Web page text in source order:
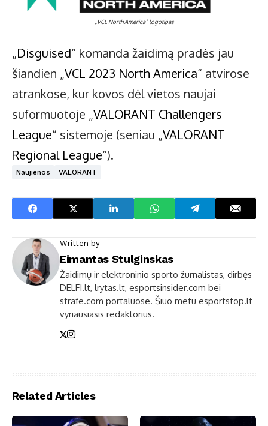
„VCL North America” logotipas
„Disguised“ komanda žaidimą pradės jau
šiandien „VCL 2023 North America“ atvirose
atrankose, kur kovos dėl vietos naujai
suformuotoje „VALORANT Challengers
League“ sistemoje (seniau „VALORANT
Regional League“).
Naujienos VALORANT
Written by
Eimantas Stulginskas
Žaidimų ir elektroninio sporto žurnalistas, dirbęs
DELFI.lt, lrytas.lt, esportsinsider.com bei
strafe.com portaluose. Šiuo metu esportstop.lt
vyriausiasis redaktorius.
Related Articles